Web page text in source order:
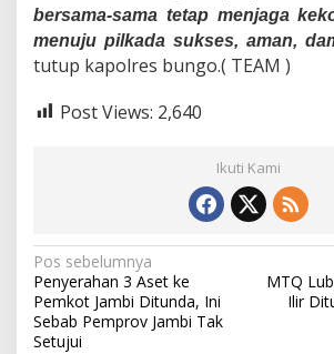
bersama-sama tetap menjaga
menuju pilkada sukses, aman,
tutup kapolres bungo.( TEAM )
Post Views: 2,640
Ikuti Kami
N
a
v
Pos sebelumnya
Penyerahan 3 Aset ke
Pemkot Jambi Ditunda, Ini
Sebab Pemprov Jambi Tak
Setujui
MTQ
Ilir